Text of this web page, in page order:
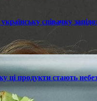
співачку
ці продукти стають